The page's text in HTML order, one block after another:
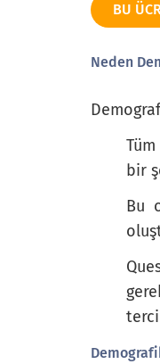
BU
Neden
bir
Bu